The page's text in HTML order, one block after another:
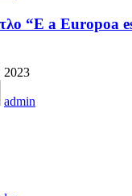
“E a Europoa
2023
admin